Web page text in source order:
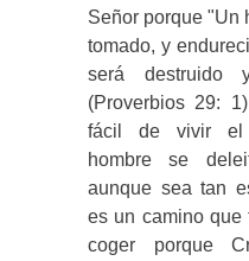
Señor porque "Un
tomado, y
será destruido
(Proverbios 29:
fácil de vivir el
hombre se
aunque sea tan
es un camino
coger porque